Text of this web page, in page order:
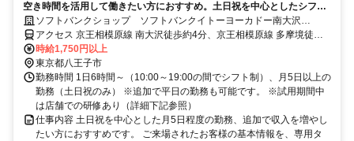
空き時間を活用して働きたい方におすすめ。土日祝を中心としたシフト
のアルバイトです。ライフスタイルに合わせて勤務でき、収入アップも
目指せます。
ソフトバンクショップ ソフトバンクイトーヨーカドー南大沢
「151614F」
アクセス 京王相模原線 南大沢徒歩約4分、京王相模原線 多摩境徒歩
約30分、京王相模原線 京王堀之内徒歩約34分
時給1,750円以上
東京都八王子市
勤務時間 1日6時間～（10:00～19:00の間でシフト制）、月5日以上の
勤務（土日祝のみ） ※追加で平日の勤務も可能です。 ※試用期間中
は店舗での研修あり（詳細下記参照）
仕事内容 土日祝を中心とした月5日程度の勤務、追加で収入を増やし
たい方におすすめです。 ご来場されたお客様の基本情報を、専用タ